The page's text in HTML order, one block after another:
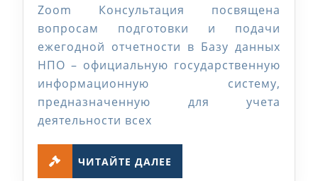
данных
в
Базу
данных»
Zoom Консультация посвящена
вопросам подготовки и подачи
ежегодной отчетности в Базу данных
НПО – официальную государственную
информационную систему,
предназначенную для учета
деятельности всех
ЧИТАЙТЕ ДАЛЕЕ